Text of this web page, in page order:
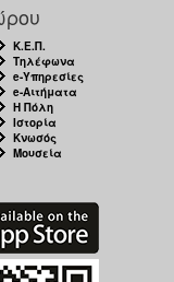
Κ.Ε.Π.
Τηλέφωνα
e-Υπηρεσίες
e-Αιτήματα
Η Πόλη
Ιστορία
Κνωσός
Μουσεία